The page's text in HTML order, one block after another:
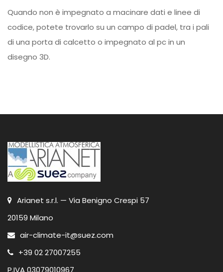
Quando non è impegnato a macinare dati e linee di
codice, potete trovarlo su un campo di padel, tra i pali
di una porta di calcetto o impegnato al pc in un
disegno 3D.
Arianet s.r.l. — Via Benigno Crespi 57
20159 Milano
air-climate-it@suez.com
+39 02 27007255
P.IVA 03079010967